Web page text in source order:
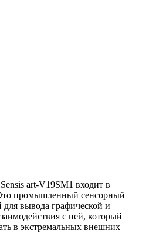
art-V19SM1 входит в
промышленный сенсорный
вывода графической и
с ней, который
в экстремальных внешних